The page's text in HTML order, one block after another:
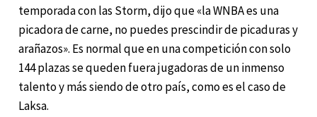
temporada con las Storm, dijo que «la WNBA es una
picadora de carne, no puedes prescindir de picaduras y
arañazos». Es normal que en una competición con solo
144 plazas se queden fuera jugadoras de un inmenso
talento y más siendo de otro país, como es el caso de
Laksa.